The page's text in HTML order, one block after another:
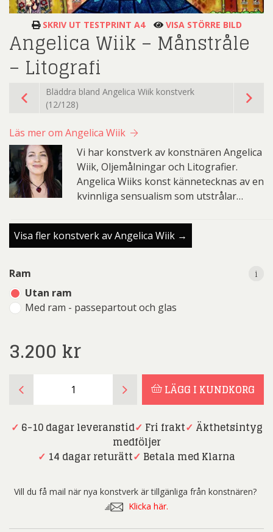
SKRIV UT TESTPRINT A4 VISA STÖRRE BILD
Angelica Wiik – Månstråle
– Litografi
Bläddra bland Angelica Wiik konstverk
(12/128)
Läs mer om Angelica Wiik
Vi har konstverk av konstnären Angelica
Wiik, Oljemålningar och Litografier.
Angelica Wiiks konst kännetecknas av en
kvinnliga sensualism som utstrålar…
Visa fler konstverk av Angelica Wiik →
Ram
Utan ram
Med ram - passepartout och glas
i
3.200 kr
i
Wiik
Månstråle
Litografi
LÄGG I KUNDKORG
✓ 6-10 dagar leveranstid✓ Fri frakt✓ Äkthetsintyg
medföljer
✓ 14 dagar returätt✓ Betala med Klarna
Vill du få mail när nya konstverk är tillgänliga från konstnären?
Klicka här.